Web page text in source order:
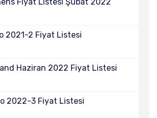
Fiyat Listesi Şubat 2022
2021-2 Fiyat Listesi
Haziran 2022 Fiyat Listesi
2022-3 Fiyat Listesi